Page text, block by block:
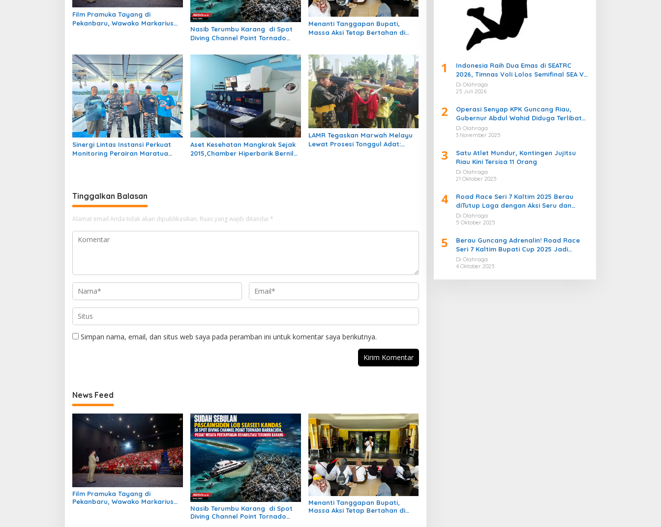
Film Pramuka Tayang di
Pekanbaru, Wawako Markarius
Nasib Terumbu Karang di Spot
Diving Channel Point Tornado
Menanti Tanggapan Bupati,
Massa Aksi Tetap Bertahan di
Sinergi Lintas Instansi Perkuat
Monitoring Perairan Maratua
Aset Kesehatan Mangkrak Sejak
2015,Chamber Hiperbarik Bernilai
LAMR Tegaskan Marwah Melayu
Lewat Prosesi Tonggul Adat:
Tinggalkan Balasan
Alamat email Anda tidak akan dipublikasikan. Ruas yang wajib ditandai *
Simpan nama, email, dan situs web saya pada peramban ini untuk komentar saya berikutnya.
News Feed
Film Pramuka Tayang di
Pekanbaru, Wawako Markarius
Nasib Terumbu Karang di Spot
Diving Channel Point Tornado
Menanti Tanggapan Bupati,
Massa Aksi Tetap Bertahan di
1
Indonesia Raih Dua Emas di SEATRC
2026, Timnas Voli Lolos Semifinal SEA V
Cup! Pekan Olahraga Nasional
Bergemuruh
Di Olahraga
25 Juli 2026
2
Operasi Senyap KPK Guncang Riau,
Gubernur Abdul Wahid Diduga Terlibat
Kasus Korupsi Proyek
Di Olahraga
3 November 2025
3
Satu Atlet Mundur, Kontingen Jujitsu
Riau Kini Tersisa 11 Orang
Di Olahraga
21 Oktober 2025
4
Road Race Seri 7 Kaltim 2025 Berau
diTutup Laga dengan Aksi Seru dan
Penuh Sportivitas
Di Olahraga
5 Oktober 2025
5
Berau Guncang Adrenalin! Road Race
Seri 7 Kaltim Bupati Cup 2025 Jadi
Momentum Lahirnya Sirkuit Permanen
2026
Di Olahraga
4 Oktober 2025